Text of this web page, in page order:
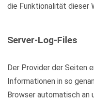
die Funktionalität dieser
Server-Log-Files
Der Provider der Seiten
Informationen in so
Browser automatisch an